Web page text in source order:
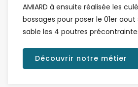
AMIARD à ensuite réalisée les
bossages pour poser le 01er
sable les 4 poutres
Découvrir notre métier